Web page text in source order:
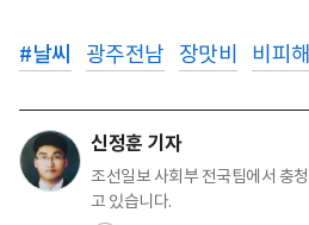
#날씨 광주전남 장맛비 비피
신정훈 기자
조선일보 사회부 전국팀에서 충
고 있습니다.